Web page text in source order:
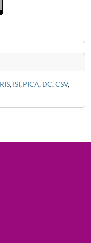
RIS, ISI, PICA, DC,CSV,